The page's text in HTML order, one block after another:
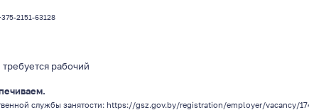
2151-63128
требуется рабочий
службы занятости: https://gsz.gov.by/registration/employer/vacancy/